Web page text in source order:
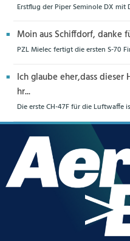
Erstflug der Piper Seminole DX
Moin aus Schiffdorf, danke
PZL Mielec fertigt die ersten S-70
Ich glaube eher,dass
hr...
Die erste CH-47F für die Luftwaffe